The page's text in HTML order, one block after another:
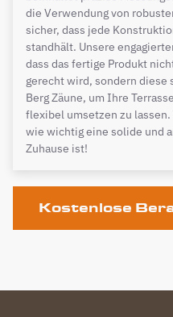
die Verwendung von
sicher, dass jede
standhält. Unsere
dass das fertige Produkt
gerecht wird, sondern diese
Berg Zäune, um Ihre
flexibel umsetzen zu
wie wichtig eine solide und
Zuhause ist!
Kostenlose